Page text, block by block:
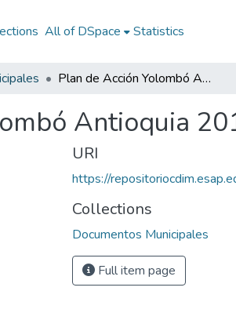
All of DSpace Statistics
Plan de Acción Yolombó Antioquia 2012: PA Yolombó Antioquia 2012
Antioquia
URI
https://
Collections
Documentos Municipales
Full item page